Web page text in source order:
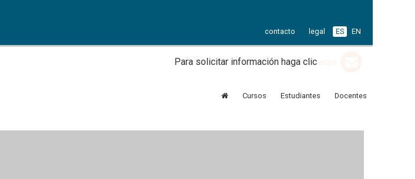
contacto legal ES EN
Para solicitar información haga clic
Cursos Estudiantes Docentes